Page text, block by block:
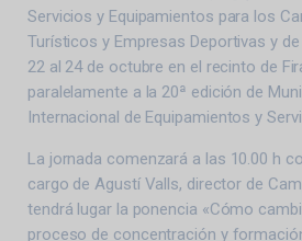
Servicios y Equipamientos para los
Turísticos y Empresas Deportivas y
22 al 24 de octubre en el recinto de
paralelamente a la 20ª edición de
Internacional de Equipamientos y
La jornada comenzará a las 10.00 h
cargo de Agustí Valls, director de
tendrá lugar la ponencia «Cómo
proceso de concentración y